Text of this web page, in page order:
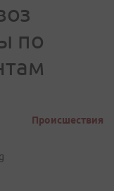
по
Происшествия